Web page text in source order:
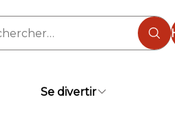
:
Se divertir